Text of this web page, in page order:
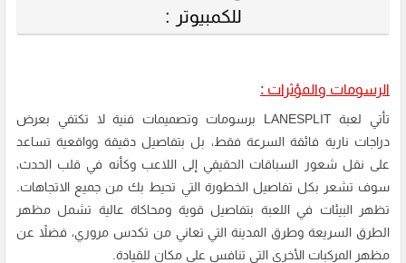
للكمبيوتر :
الرسومات والمؤثرات :
تأتي لعبة LANESPLIT برسومات وتصميمات فنية لا تكتفي بعرض
دراجات نارية فائقة السرعة فقط، بل بتفاصيل دقيقة وواقعية تساعد
على نقل شعور السباقات الحقيقي إلى اللاعب وكأنه في قلب الحدث،
سوف تشعر بكل تفاصيل الخطورة التي تحيط بك من جميع الاتجاهات.
تظهر البيئات في اللعبة بتفاصيل قوية ومحاكاة عالية تشمل مظهر
الطرق السريعة وطرق المدينة التي تعاني من تكدس مروري، فضلاً عن
مظهر المركبات الأخرى التي تنافس على مكان للقيادة.